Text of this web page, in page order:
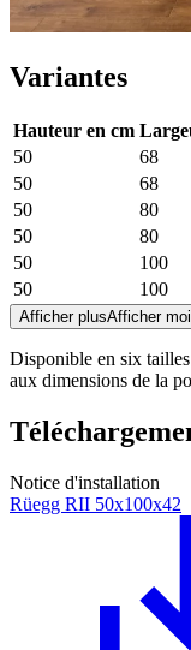
Variantes
Hauteur en cm
50
68
50
68
50
80
50
80
50
100
50
100
Afficher plusAfficher
Disponible en six
aux dimensions de la
Notice d'installation
Rüegg RII 50x100x42